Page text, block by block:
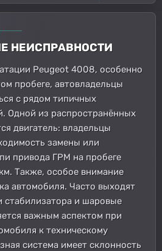
НЕИСПРАВНОСТИ
Peugeot 4008, особенно
пробеге, автовладельцы
с рядом типичных
Одной из распространённых
двигатель: владельцы
замены или
привода ГРМ на пробеге
Также, особое внимание
автомобиля. Часто выходят
стабилизатора и шаровые
важным аспектом при
к техническому
система имеет склонность